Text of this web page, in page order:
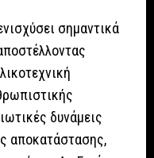
σημαντικά
δυνάμεις
αποκατάστασης,